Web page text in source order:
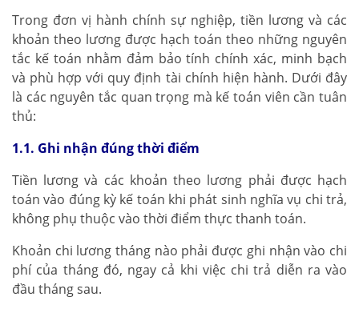
Trong đơn vị hành chính sự nghiệp, tiền lương và các
khoản theo lương được hạch toán theo những nguyên
tắc kế toán nhằm đảm bảo tính chính xác, minh bạch
và phù hợp với quy định tài chính hiện hành. Dưới đây
là các nguyên tắc quan trọng mà kế toán viên cần tuân
thủ:
1.1. Ghi nhận đúng thời điểm
Tiền lương và các khoản theo lương phải được hạch
toán vào đúng kỳ kế toán khi phát sinh nghĩa vụ chi trả,
không phụ thuộc vào thời điểm thực thanh toán.
Khoản chi lương tháng nào phải được ghi nhận vào chi
phí của tháng đó, ngay cả khi việc chi trả diễn ra vào
đầu tháng sau.